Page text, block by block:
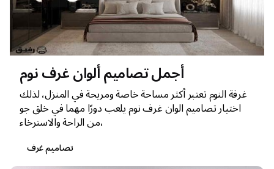
أجمل تصاميم ألوان غرف نوم
غرفة النوم تعتبر أكثر مساحة خاصة ومريحة في المنزل، لذلك
اختيار تصاميم الوان غرف نوم يلعب دورًا مهما في خلق جو
من الراحة والاسترخاء،
تصاميم غرف